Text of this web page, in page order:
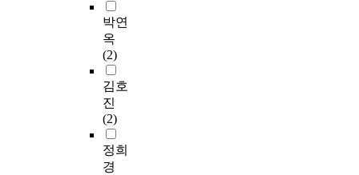
박연
옥
(2)
김호
진
(2)
정희
경